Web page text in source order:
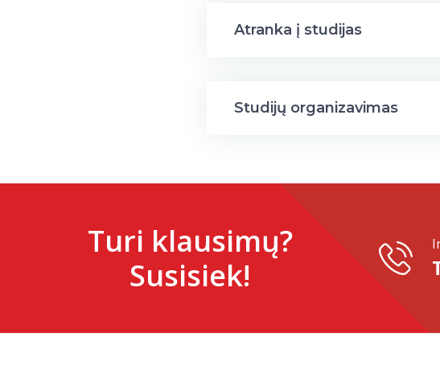
Atranka į studijas
Studijų organizavimas
Turi klausimų?
Susisiek!